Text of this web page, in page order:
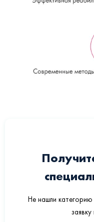
Не нашли категорию